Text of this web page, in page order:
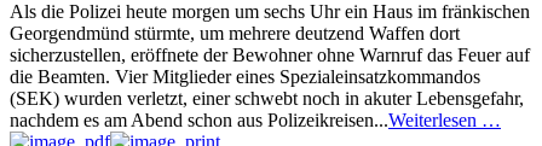
Als die Polizei heute morgen um sechs Uhr ein Haus im fränkischen
Georgendmünd stürmte, um mehrere deutzend Waffen dort
sicherzustellen, eröffnete der Bewohner ohne Warnruf das Feuer auf
die Beamten. Vier Mitglieder eines Spezialeinsatzkommandos
(SEK) wurden verletzt, einer schwebt noch in akuter Lebensgefahr,
nachdem es am Abend schon aus Polizeikreisen...Weiterlesen …